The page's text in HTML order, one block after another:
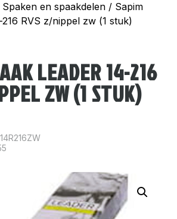
Spaken en spaakdelen / Sapim
RVS z/nippel zw (1 stuk)
LEADER 14-216
ZW (1 STUK)